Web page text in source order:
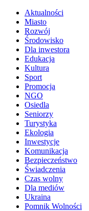
Aktualności
Miasto
Rozwój
Środowisko
Dla inwestora
Edukacja
Kultura
Sport
Promocja
NGO
Osiedla
Seniorzy
Turystyka
Ekologia
Inwestycje
Komunikacja
Bezpieczeństwo
Świadczenia
Czas wolny
Dla mediów
Ukraina
Pomnik Wolności